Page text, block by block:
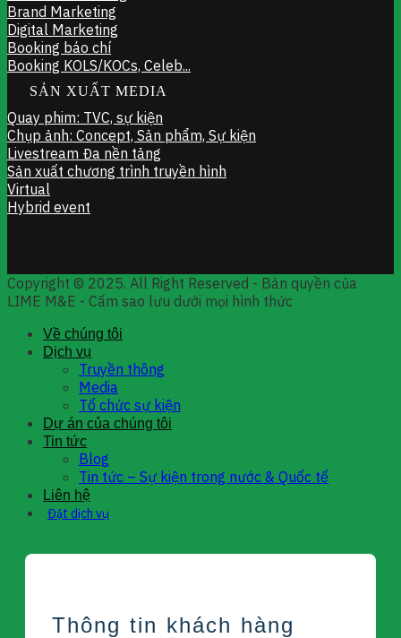
Brand Marketing
Digital Marketing
Booking báo chí
Booking KOLS/KOCs, Celeb...
SẢN XUẤT MEDIA
Quay phim: TVC, sự kiện
Chụp ảnh: Concept, Sản phẩm, Sự kiện
Livestream Đa nền tảng
Sản xuất chương trình truyền hình
Virtual
Hybrid event
Copyright © 2025. All Right Reserved - Bản quyền của
LIME M&E - Cấm sao lưu dưới mọi hình thức
Về chúng tôi
Dịch vụ
Truyền thông
Media
Tổ chức sự kiện
Dự án của chúng tôi
Tin tức
Blog
Tin tức – Sự kiện trong nước & Quốc tế
Liên hệ
Đặt dịch vụ
Thông tin khách hàng